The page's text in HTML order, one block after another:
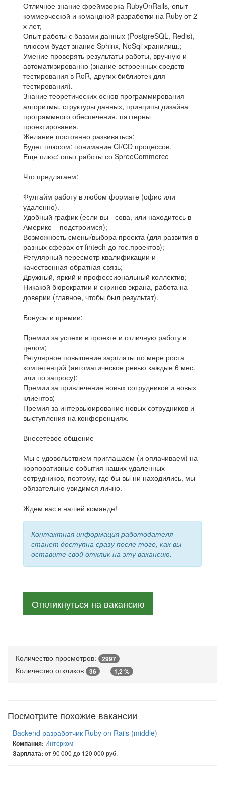
Отличное знание фреймворка RubyOnRails, опыт
коммерческой и командной разработки на Ruby от 2-
х лет;
Опыт работы с базами данных (PostgreSQL, Redis),
плюсом будет знание Sphinx, NoSql-хранилищ.;
Умение проверять результаты работы, вручную и
автоматизированно (знание встроенных средств
тестирования в RoR, других библиотек для
тестирования).
Знание теоретических основ программирования -
алгоритмы, структуры данных, принципы дизайна
программного обеспечения, паттерны
проектирования.
Желание постоянно развиваться;
Будет плюсом: понимание CI/CD процессов.
Еще плюс: опыт работы со SpreeCommerce
Что предлагаем:
Фултайм работу в любом формате (офис или
удаленно).
Удобный график (если вы - сова, или находитесь в
Америке – подстроимся);
Возможность смены/выбора проекта (для развития в
разных сферах от fintech до гос.проектов);
Регулярный пересмотр квалификации и
качественная обратная связь;
Дружный, яркий и профессиональный коллектив;
Никакой бюрократии и скринов экрана, работа на
доверии (главное, чтобы был результат).
Бонусы и премии:
Премии за успехи в проекте и отличную работу в
целом;
Регулярное повышение зарплаты по мере роста
компетенций (автоматическое ревью каждые 6 мес.
или по запросу);
Премии за привлечение новых сотрудников и новых
клиентов;
Премия за интервьюирование новых сотрудников и
выступления на конференциях.
Внесетевое общение
Мы с удовольствием приглашаем (и оплачиваем) на
корпоративные события наших удаленных
сотрудников, поэтому, где бы вы ни находились, мы
обязательно увидимся лично.
Ждем вас в нашей команде!
Контактная информация работодателя
станет доступна сразу после того, как вы
оставите свой отклик на эту вакансию.
Откликнуться на вакансию
Количество просмотров: 2997
Количество откликов 36 1,2 %
Посмотрите похожие вакансии
Backend разработчик Ruby on Rails (middle)
Компания: Интерком
Зарплата: от 90 000 до 120 000 руб.